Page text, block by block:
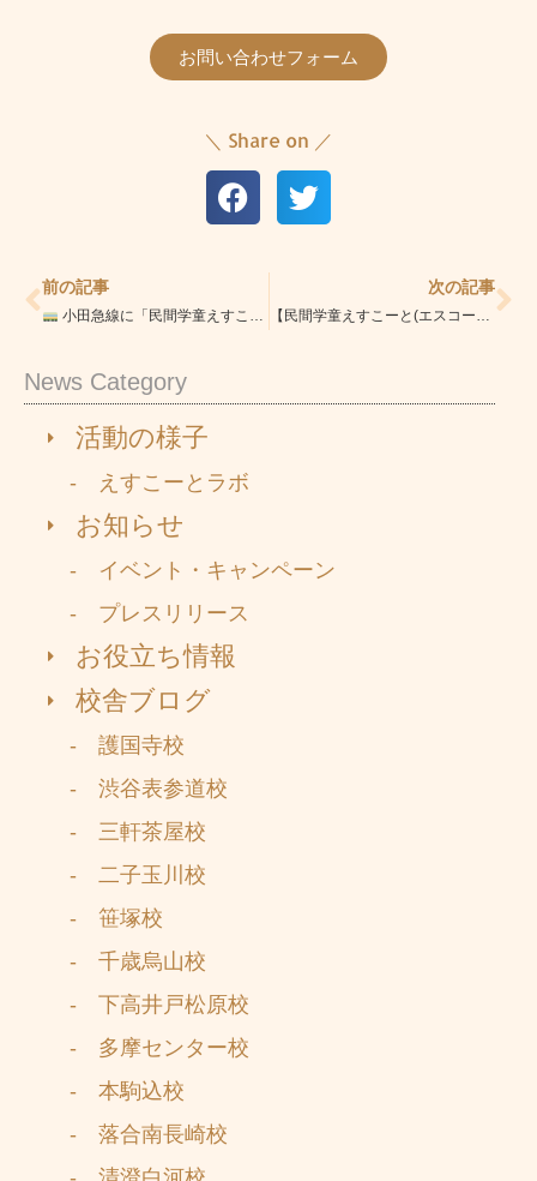
News Category
活動の様子
- えすこーとラボ
お知らせ
- イベント・キャンペーン
- プレスリリース
お役立ち情報
校舎ブログ
- 護国寺校
- 渋谷表参道校
- 三軒茶屋校
- 二子玉川校
- 笹塚校
- 千歳烏山校
- 下高井戸松原校
- 多摩センター校
- 本駒込校
- 落合南長崎校
お問い合わせフォーム
＼ Share on ／
前の記事
小田急線に「民間学童えすこーと」の広告が登場しました！
次の記事